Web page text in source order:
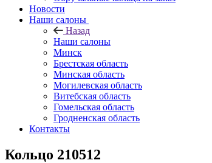
Новости
Наши салоны
Назад
Наши салоны
Минск
Брестская область
Минская область
Могилевская область
Витебская область
Гомельская область
Гродненская область
Контакты
Кольцо 210512